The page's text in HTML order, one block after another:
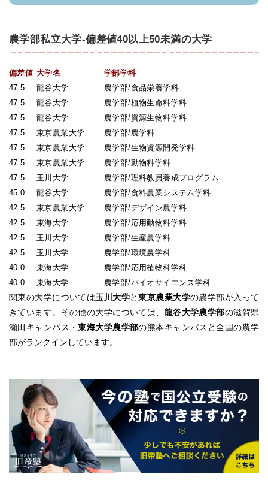
農学部私立大学-偏差値40以上50未満の大学
偏差値 大学名
学部学科
47.5
龍谷大学
農学部/食品栄養学科
47.5
龍谷大学
農学部/植物生命科学科
47.5
龍谷大学
農学部/資源生物科学科
47.5
東京農業大学
農学部/農学科
47.5
東京農業大学
農学部/生物資源開発学科
47.5
東京農業大学
農学部/動物科学科
47.5
玉川大学
農学部/理科教員養成プログラム
45.0
龍谷大学
農学部/食料農業システム学科
42.5
東京農業大学
農学部/デザイン農学科
42.5
東海大学
農学部/応用動物科学科
42.5
玉川大学
農学部/生産農学科
42.5
玉川大学
農学部/環境農学科
40.0
東海大学
農学部/応用植物科学科
40.0
東海大学 農学部/バイオサイエンス学科
関東の大学については玉川大学と東京農業大学の農学部が入って
きています。その他の大学については、 龍谷大学農学部の滋賀県
瀬田キャンパス・東海大学農学部の熊本キャンパスと全国の農学
部がランクインしています。